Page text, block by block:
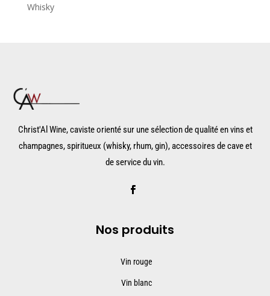
Whisky
Christ'Al Wine, caviste orienté sur une sélection de qualité en vins et
champagnes, spiritueux (whisky, rhum, gin), accessoires de cave et
de service du vin.
Nos produits
Vin rouge
Vin blanc